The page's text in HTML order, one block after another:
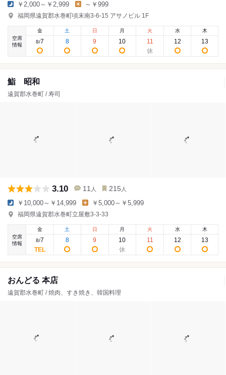
￥2,000～￥2,999 ～￥999
福岡県遠賀郡水巻町頃末南3-6-15 アサノビル 1F
空席
情報
金
8/7
土
8
日
9
月
10
火
11
水
12
木
13
鮨 昭和
遠賀郡水巻町 / 寿司
3.10 11 人 215 人
￥10,000～￥14,999 ￥5,000～￥5,999
福岡県遠賀郡水巻町立屋敷3-3-33
空席
情報
金
8/7
土
8
日
9
月
10
火
11
水
12
木
13
おんどる 本店
遠賀郡水巻町 / 焼肉、すき焼き、韓国料理